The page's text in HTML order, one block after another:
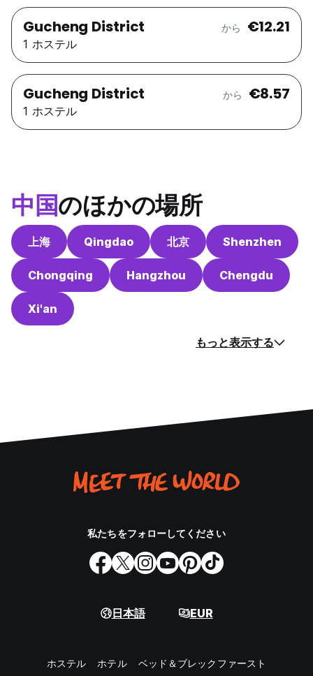
Gucheng District から €12.21
1 ホステル
Gucheng District から €8.57
1 ホステル
中国のほかの場所
上海 Qingdao 北京 Shenzhen
Chongqing Hangzhou Chengdu
Xi'an
もっと表示する
私たちをフォローしてください
日本語 EUR
ホステル ホテル ベッド＆ブレックファースト